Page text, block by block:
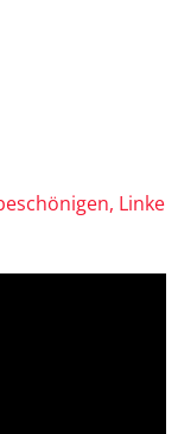
Linke